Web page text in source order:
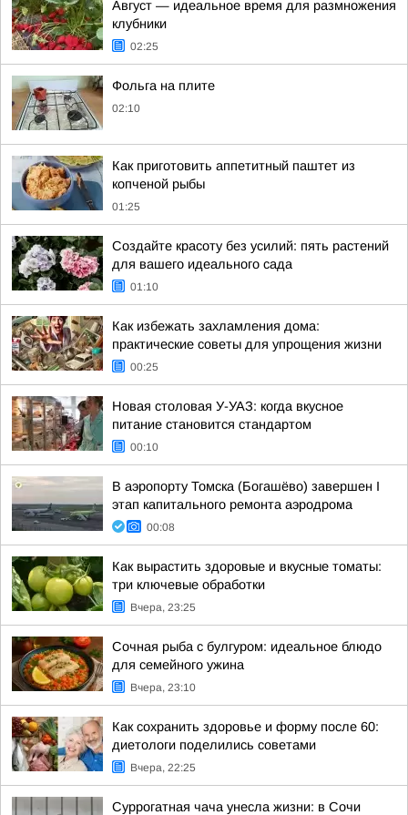
Август — идеальное время для размножения
клубники
02:25
Фольга на плите
02:10
Как приготовить аппетитный паштет из
копченой рыбы
01:25
Создайте красоту без усилий: пять растений
для вашего идеального сада
01:10
Как избежать захламления дома:
практические советы для упрощения жизни
00:25
Новая столовая У-УАЗ: когда вкусное
питание становится стандартом
00:10
В аэропорту Томска (Богашёво) завершен I
этап капитального ремонта аэродрома
00:08
Как вырастить здоровые и вкусные томаты:
три ключевые обработки
Вчера, 23:25
Сочная рыба с булгуром: идеальное блюдо
для семейного ужина
Вчера, 23:10
Как сохранить здоровье и форму после 60:
диетологи поделились советами
Вчера, 22:25
Суррогатная чача унесла жизни: в Сочи